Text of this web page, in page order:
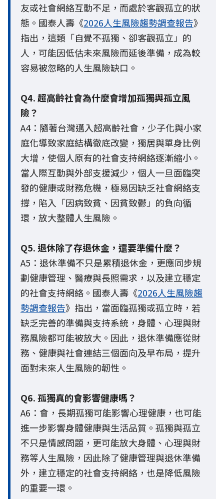
友或社會網絡互動不足，而處於客觀孤立的狀
態。國泰人壽《2026人生風險趨勢調查報告》
指出，這類「自覺不孤獨、卻客觀孤立」的
人，可能因低估未來風險而延後準備，成為較
容易被忽略的人生風險缺口。
Q4. 超高齡社會為什麼會增加孤獨與孤立風
險？
A4：隨著台灣邁入超高齡社會，少子化與小家
庭化導致家庭結構徹底改變，獨居與單身比例
大增，使個人原有的社會支持網絡逐漸縮小。
當人際互動與外部支援減少，個人一旦面臨突
發的健康或財務危機，極易因缺乏社會網絡支
撐，陷入「因病致貧、因貧致鬱」的負向循
環，放大整體人生風險。
Q5. 退休除了存退休金，還要準備什麼？
A5：退休準備不只是累積退休金，更應同步規
劃健康管理、醫療與長照需求，以及建立穩定
的社會支持網絡。國泰人壽《2026人生風險趨
勢調查報告》指出，當面臨孤獨或孤立時，若
缺乏完善的準備與支持系統，身體、心理與財
務風險都可能被放大。因此，退休準備應從財
務、健康與社會連結三個面向及早布局，提升
面對未來人生風險的韌性。
Q6. 孤獨真的會影響健康嗎？
A6：會，長期孤獨可能影響心理健康，也可能
進一步影響身體健康與生活品質。孤獨與孤立
不只是情感問題，更可能放大身體、心理與財
務等人生風險，因此除了健康管理與退休準備
外，建立穩定的社會支持網絡，也是降低風險
的重要一環。